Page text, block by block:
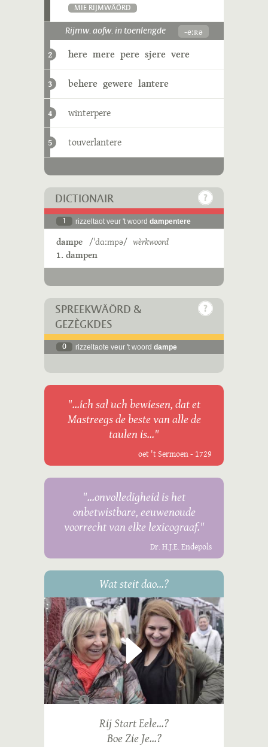
MIE RIJMWÄÖRD
Rijmw. aofw. in toenlengde -eːʀə
2 here mere pere sjere vere
3 behere gewere lantere
4 winterpere
5 touverlantere
DICTIONAIR
1 rizzeltaot veur 't woord dampentere
dampe /ˈdɑːmpə/ wèrkwoord
1. dampen
SPREEKWÄÖRD &
GEZÈGKDES
0 rizzeltaote veur 't woord dampe
"...ich sal uch bewiesen, dat et
Mastreegs de beste van alle de
taulen is..."
oet 't Sermoen - 1729
"...onvolledigheid is het
onbetwistbare, eeuwenoude
voorrecht van elke lexicograaf."
Dr. H.J.E. Endepols
Wat steit dao...?
Rij Start Eele...?
Boe Zie Je...?